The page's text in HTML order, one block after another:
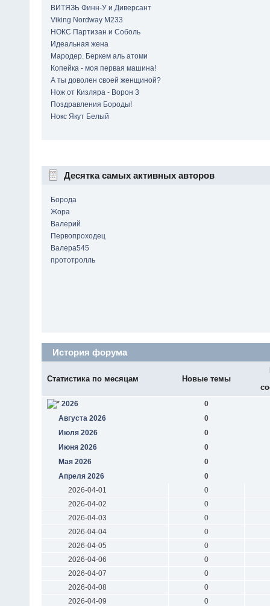
ВИТЯЗЬ Финн-У и Диверсант
Viking Nordway M233
НОКС Партизан и Соболь
Идеальная жена
Мародер. Беркем аль атоми
Копейка - моя первая машина!
А ты доволен своей женщиной?
Нож от Кизляра - Ворон 3
Поздравления Бороды!
Нокс Якут Белый
Десятка самых активных авторов
Борода
Жора
Валерий
Первопроходец
Валера545
прототролль
История форума
Статистика по месяцам Новые темы
2026
0
Августа 2026
0
Июля 2026
0
Июня 2026
0
Мая 2026
0
Апреля 2026
0
2026-04-01
0
2026-04-02
0
2026-04-03
0
2026-04-04
0
2026-04-05
0
2026-04-06
0
2026-04-07
0
2026-04-08
0
2026-04-09
0